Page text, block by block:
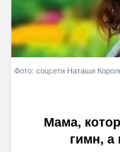
Фото: соцсети Наташи
Мама,
гимн,